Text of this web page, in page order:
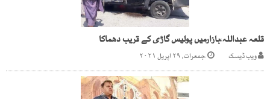
قلعہ عبداللہ،بازارمیں پولیس گاڑی کے قریب دھماکا
ویب ڈیسک جمعرات, ۲۹ اپریل ۲۰۲۱